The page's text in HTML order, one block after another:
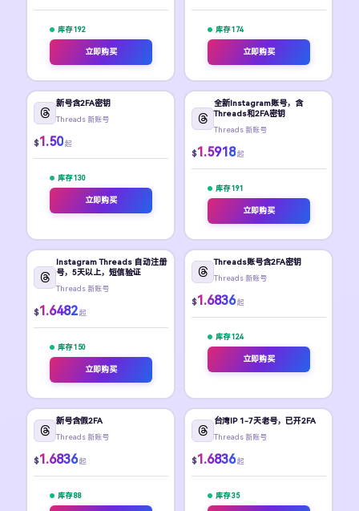
库存 192
立即购买
库存 174
立即购买
新号含2FA密钥
Threads 新账号
$1.50 起
库存 130
立即购买
全新Instagram账号，含
Threads和2FA密钥
Threads 新账号
$1.5918 起
库存 191
立即购买
Instagram Threads 自动注册
号，5天以上，短信验证
Threads 新账号
$1.6482 起
库存 150
立即购买
Threads账号含2FA密钥
Threads 新账号
$1.6836 起
库存 124
立即购买
新号含假2FA
Threads 新账号
$1.6836 起
库存 88
台湾IP 1-7天老号，已开2FA
Threads 新账号
$1.6836 起
库存 35